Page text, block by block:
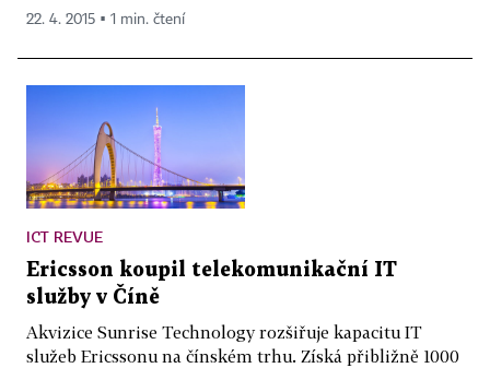
22. 4. 2015 ▪ 1 min. čtení
ICT REVUE
Ericsson koupil telekomunikační IT
služby v Číně
Akvizice Sunrise Technology rozšiřuje kapacitu IT
služeb Ericssonu na čínském trhu. Získá přibližně 1000